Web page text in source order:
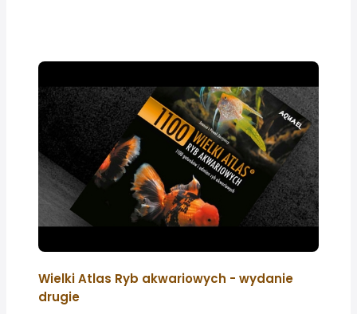
Wielki Atlas Ryb akwariowych - wydanie
drugie